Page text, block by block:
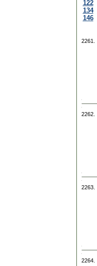
122
134
146
2261.
2262.
2263.
2264.